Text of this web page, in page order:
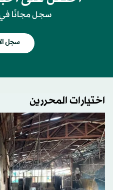
سجل مجانًا
سجل
اختيارات المحررين